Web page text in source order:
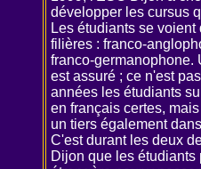
développer les cursus
Les étudiants se
filières : franco-
franco-germanophone.
est assuré ; ce n'est
années les étudiants
en français certes,
un tiers également
C'est durant les deux
Dijon que les